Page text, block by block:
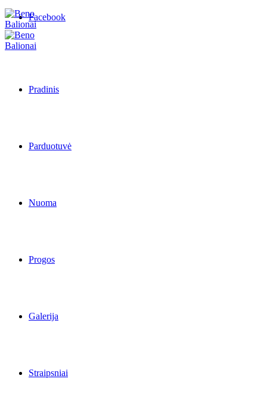
Facebook
Pradinis
Parduotuvė
Nuoma
Progos
Galerija
Straipsniai